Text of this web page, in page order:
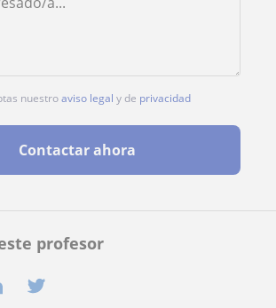
profesor
nuestroaviso legal y de privacidad
Contactar ahora